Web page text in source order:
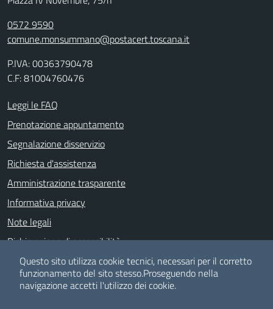
0572 9590
comune.monsummano@postacert.toscana.it
P.IVA: 00363790478
C.F: 81004760476
Leggi le FAQ
Prenotazione appuntamento
Segnalazione disservizio
Richiesta d'assistenza
Amministrazione trasparente
Informativa privacy
Note legali
Dichiarazione di accessibilità
Albo pretorio
Questo sito utilizza cookie tecnici, necessari per il corretto
funzionamento del sito stesso.Proseguendo nella
navigazione accetti l'utilizzo dei cookie.